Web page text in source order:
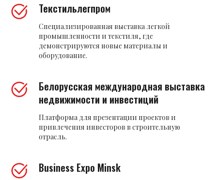
Текстильлегпром
Специализированная выставка легкой
промышленности и текстиля, где
демонстрируются новые материалы и
оборудование.
Белорусская международная выставка
недвижимости и инвестиций
Платформа для презентации проектов и
привлечения инвесторов в строительную
отрасль.
Business Expo Minsk